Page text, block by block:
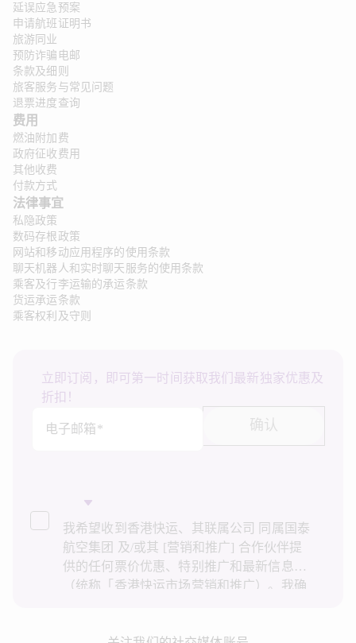
延误应急预案
申请航班证明书
旅游同业
预防诈骗电邮
条款及细则
旅客服务与常见问题
退票进度查询
费用
燃油附加费
政府征收费用
其他收费
付款方式
法律事宜
私隐政策
数码存根政策
网站和移动应用程序的使用条款
聊天机器人和实时聊天服务的使用条款
乘客及行李运输的承运条款
货运承运条款
乘客权利及守则
立即订阅，即可第一时间获取我们最新独家优惠及
折扣！
电子邮箱*
确认
我希望收到香港快运、其联属公司 同属国泰
航空集团 及/或其 [营销和推广] 合作伙伴提
供的任何票价优惠、特别推广和最新信息
（统称「香港快运市场营销和推广）。我确